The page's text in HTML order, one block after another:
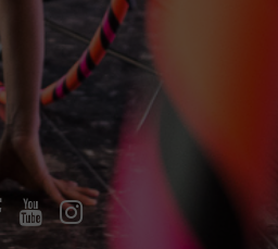
Facebook
YouTube
Instagram